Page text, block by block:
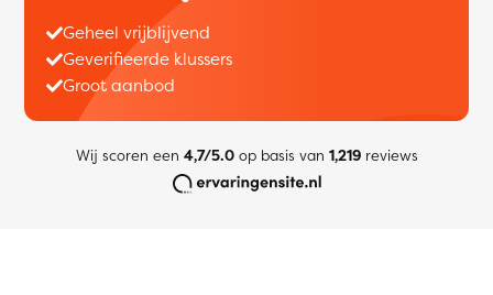
Geheel vrijblijvend
Geverifieerde klussers
Groot aanbod
Wij scoren een 4,7/5.0op basis van 1,219reviews